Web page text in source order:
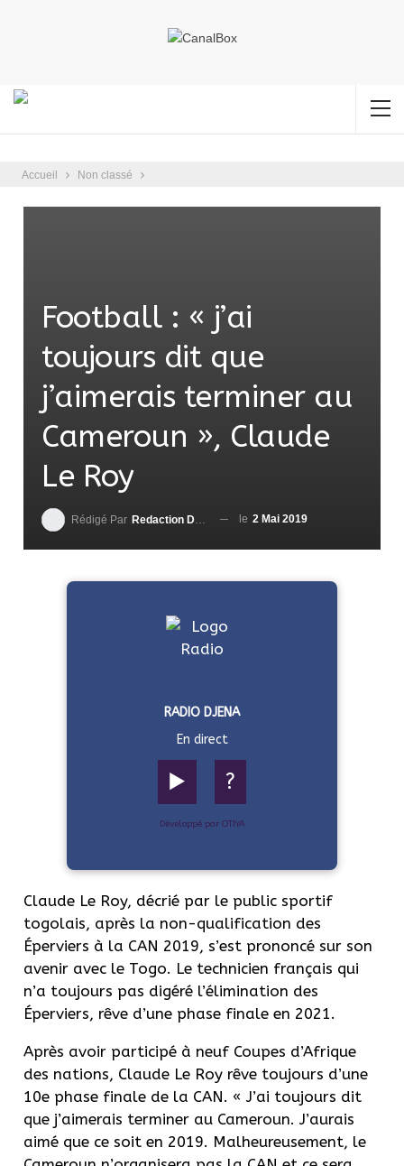
Accueil Non classé
Football : « j’ai
toujours dit que
j’aimerais terminer au
Cameroun », Claude
Le Roy
Rédigé Par Redaction DjenaSport le 2 Mai 2019
RADIO DJENA
En direct
▶️ ?
Développé par OTIYA
Claude Le Roy, décrié par le public sportif
togolais, après la non-qualification des
Éperviers à la CAN 2019, s’est prononcé sur son
avenir avec le Togo. Le technicien français qui
n’a toujours pas digéré l’élimination des
Éperviers, rêve d’une phase finale en 2021.
Après avoir participé à neuf Coupes d’Afrique
des nations, Claude Le Roy rêve toujours d’une
10e phase finale de la CAN. « J’ai toujours dit
que j’aimerais terminer au Cameroun. J’aurais
aimé que ce soit en 2019. Malheureusement, le